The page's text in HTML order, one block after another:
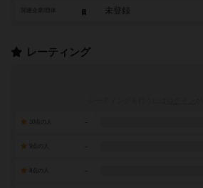
未登録
レーティング
-
-
-